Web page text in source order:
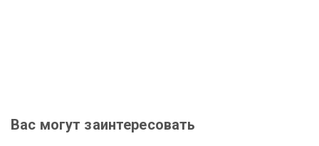
Вас могут заинтересовать